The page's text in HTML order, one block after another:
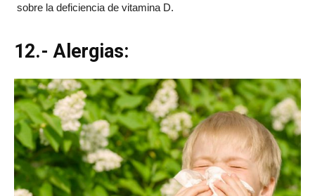
sobre la deficiencia de vitamina D.
12.- Alergias: